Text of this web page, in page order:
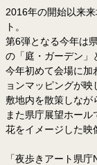
2016年の開始以来
ト。
第6弾となる今年は
の「庭・ガーデン」
今年初めて会場に加
ョンマッピングが映
敷地内を散策しなが
また県庁展望ホー
花をイメージした映
「夜歩きアート県